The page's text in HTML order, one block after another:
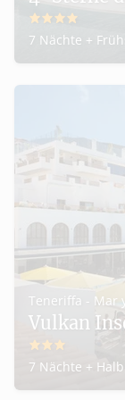
4
7 Nächte +
Teneriffa - Mar
Vulkan
3
7 Nächte +